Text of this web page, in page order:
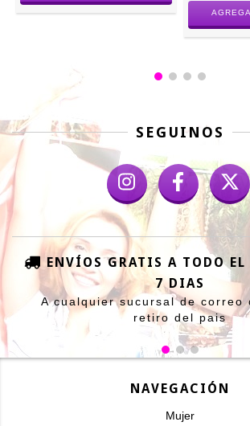
SEGUINOS
ENVÍOS GRATIS A TODO
7 DIAS
A cualquier sucursal de correo
retiro del pais
NAVEGACIÓN
Mujer